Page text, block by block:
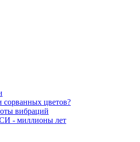
цветов?
вибраций
- миллионы лет